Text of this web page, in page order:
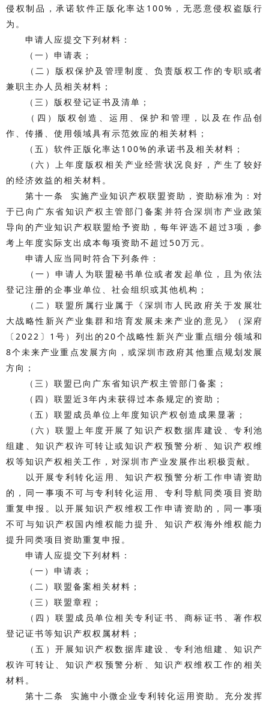
侵权制品，承诺软件正版化率达100%，无恶意侵权盗版行
为。
申请人应提交下列材料：
（一）申请表；
（二）版权保护及管理制度、负责版权工作的专职或者
兼职主办人员相关材料；
（三）版权登记证书及清单；
（四）版权创造、运用、保护和管理，以及在作品创
作、传播、使用领域具有示范效应的相关材料；
（五）软件正版化率达100%的承诺书及相关材料；
（六）上年度版权相关产业经营状况良好，产生了较好
的经济效益的相关材料。
第十一条 实施产业知识产权联盟资助，资助标准为：对
于已向广东省知识产权主管部门备案并符合深圳市产业政策
导向的产业知识产权联盟给予资助，每年评选不超过3项，参
考上年度实际支出成本每项资助不超过50万元。
申请人应当同时符合下列条件：
（一）申请人为联盟秘书单位或者发起单位，且为依法
登记注册的企事业单位、社会组织或其他机构；
（二）联盟所属行业属于《深圳市人民政府关于发展壮
大战略性新兴产业集群和培育发展未来产业的意见》（深府
〔2022〕1号）列出的20个战略性新兴产业重点细分领域和
8个未来产业重点发展方向，或深圳市政府其他重点规划发展
方向；
（三）联盟已向广东省知识产权主管部门备案；
（四）联盟近3年内未获得过本条规定的资助；
（五）联盟成员单位上年度知识产权创造成果显著；
（六）联盟上年度开展了知识产权数据库建设、专利池
组建、知识产权许可转让或知识产权预警分析、知识产权维
权等知识产权相关工作，对深圳市产业发展作出积极贡献。
以开展专利转化运用、知识产权预警分析工作申请资助
的，同一事项不可与专利转化运用、专利导航同类项目资助
重复申报。以开展知识产权维权工作申请资助的，同一事项
不可与知识产权国内维权能力提升、知识产权海外维权能力
提升同类项目资助重复申报。
申请人应提交下列材料：
（一）申请表；
（二）联盟备案相关材料；
（三）联盟章程；
（四）联盟成员单位相关专利证书、商标证书、著作权
登记证书等知识产权权属材料；
（五）开展知识产权数据库建设、专利池组建、知识产
权许可转让、知识产权预警分析、知识产权维权工作的相关
材料。
第十二条 实施中小微企业专利转化运用资助。充分发挥